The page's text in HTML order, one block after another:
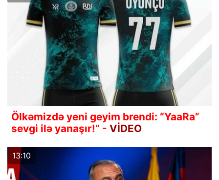
Ölkəmizdə yeni geyim brendi: “YaaRa”
sevgi ilə yanaşır!” - VİDEO
13:10